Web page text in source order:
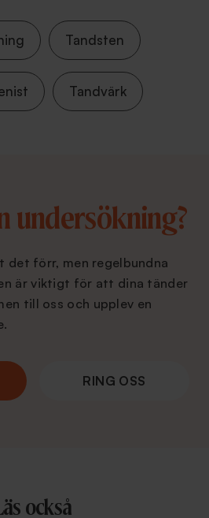
Tandsten
Tandvärk
undersökning?
det förr, men regelbundna
är viktigt för att dina tänder
till oss och upplev en
RING OSS
också